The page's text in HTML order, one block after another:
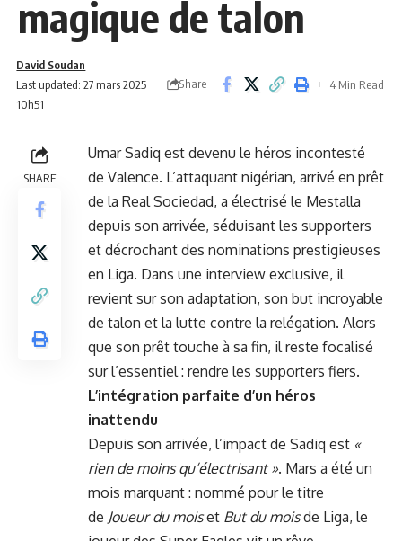
magique de talon
Last updated: 27 mars 2025
10h51
David Soudan
Share
4 Min Read
SHARE
Umar Sadiq est devenu le héros incontesté
de Valence. L’attaquant nigérian, arrivé en prêt
de la Real Sociedad, a électrisé le Mestalla
depuis son arrivée, séduisant les supporters
et décrochant des nominations prestigieuses
en Liga. Dans une interview exclusive, il
revient sur son adaptation, son but incroyable
de talon et la lutte contre la relégation. Alors
que son prêt touche à sa fin, il reste focalisé
sur l’essentiel : rendre les supporters fiers.
L’intégration parfaite d’un héros
inattendu
Depuis son arrivée, l’impact de Sadiq est «
rien de moins qu’électrisant ». Mars a été un
mois marquant : nommé pour le titre
de Joueur du moiset But du moisde Liga, le